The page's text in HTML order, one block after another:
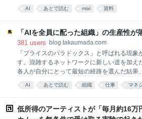
ってるから。まあしばらくは自分でなんとか
ンスタント食品もスーパーの惣菜もパンも食
皆様へのお願い※ 資料・動画・リポジトリのご
AI あとで読む mixi 資料
「AIを全員に配った組織」の生産性が
381 users blog.takaumada.com
「ブライスのパラドックス」と呼ばれる現象
す。混雑するネットワークに新しい道を加え
各人が自分にとって最短の経路を選んだ結果
移動時間が逆に長くなることがある、という
のパラドックスです。 逆に「道をなくす」こ
たソウル市の清渓川復元事業では、都心を貫
路が撤去され、その下に埋もれていた川が復
AI あとで読む 組織 仕事 マネ
低所得のアーティストが「毎月約16万